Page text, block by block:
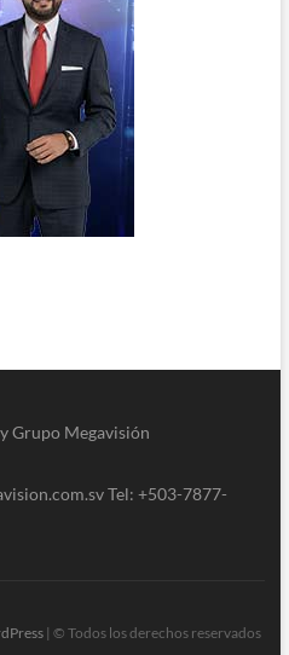
Grupo Megavisión
Tel: +503-7877-
| © Todos los derechos reservados